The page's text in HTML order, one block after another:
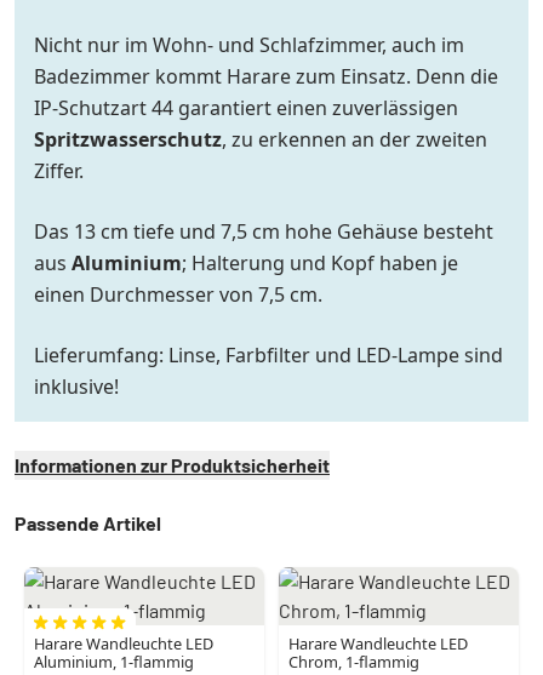
Nicht nur im Wohn- und Schlafzimmer, auch im
Badezimmer kommt Harare zum Einsatz. Denn die
IP-Schutzart 44 garantiert einen zuverlässigen
Spritzwasserschutz, zu erkennen an der zweiten
Ziffer.
Das 13 cm tiefe und 7,5 cm hohe Gehäuse besteht
aus Aluminium; Halterung und Kopf haben je
einen Durchmesser von 7,5 cm.
Lieferumfang: Linse, Farbfilter und LED-Lampe sind
inklusive!
Informationen zur Produktsicherheit
Passende Artikel
Harare Wandleuchte LED
Aluminium, 1-flammig
Harare Wandleuchte LED
Chrom, 1-flammig